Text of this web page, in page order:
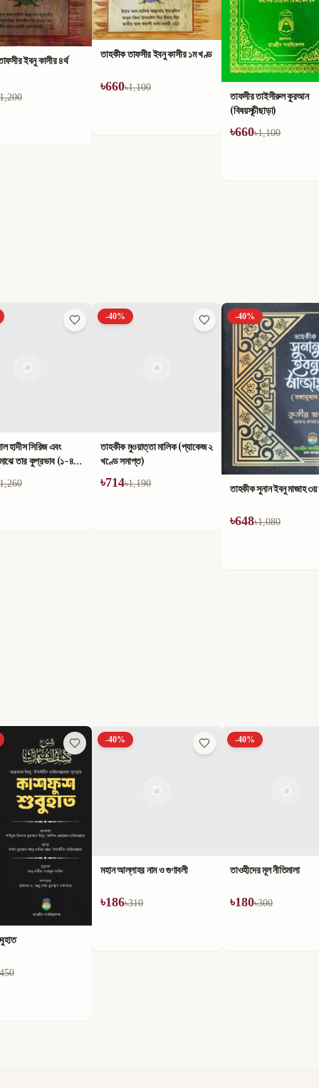
ইবনু কাসীর ১ম খণ্ড
তাফসীর তাইসীরুল কুরআন
কুরআন ও সুন্নাহ্‌র আলোকে
আলোকিত জীবন ও সোনালী
৳594৳990
মালিক (প্যাকেজ ২
1,190
-40%
তাহকীক সুনান ইবনু মাজাহ ৩য় খণ্ড
-40%
তাহকীক সুনান ইবনু মাজাহ
৳624৳1,040
নাম ও গুণাবলী
-40%
তাওহীদের মূল নীতিমালা
৳180৳300
-40%